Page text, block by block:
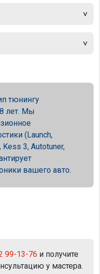
тюнингу
лет. Мы
(Launch,
3, Autotuner,
вашего авто.
99-13-76 и получите
у мастера.